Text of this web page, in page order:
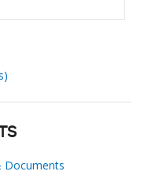
Documents